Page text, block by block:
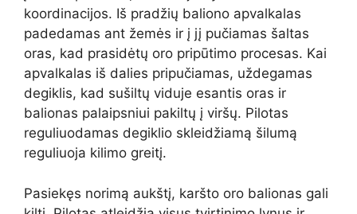
koordinacijos. Iš pradžių baliono apvalkalas
padedamas ant žemės ir į jį pučiamas šaltas
oras, kad prasidėtų oro pripūtimo procesas. Kai
apvalkalas iš dalies pripučiamas, uždegamas
degiklis, kad sušiltų viduje esantis oras ir
balionas palaipsniui pakiltų į viršų. Pilotas
reguliuodamas degiklio skleidžiamą šilumą
reguliuoja kilimo greitį.
Pasiekęs norimą aukštį, karšto oro balionas gali